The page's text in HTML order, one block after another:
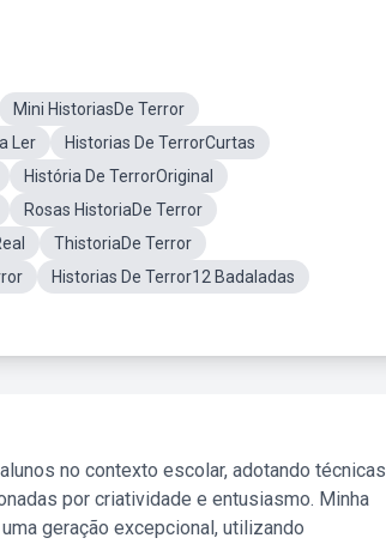
Mini HistoriasDe Terror
Ler
Historias De TerrorCurtas
História De TerrorOriginal
Rosas HistoriaDe Terror
ThistoriaDe Terror
Historias De Terror12 Badaladas
no contexto escolar, adotando técnicas
por criatividade e entusiasmo. Minha
geração excepcional, utilizando